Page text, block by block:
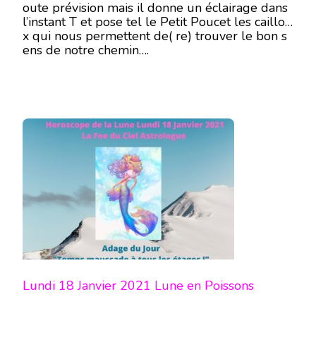
oute prévision mais il donne un éclairage dans
l’instant T et pose tel le Petit Poucet les caillou
x qui nous permettent de( re) trouver le bon s
ens de notre chemin….
Lundi 18 Janvier 2021 Lune en Poissons